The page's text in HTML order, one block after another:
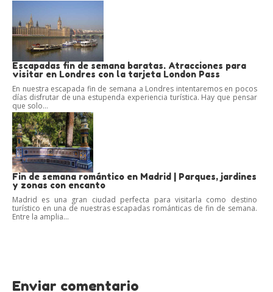
Escapadas fin de semana baratas. Atracciones para
visitar en Londres con la tarjeta London Pass
En nuestra escapada fin de semana a Londres intentaremos en pocos
días disfrutar de una estupenda experiencia turística. Hay que pensar
que solo...
Fin de semana romántico en Madrid | Parques, jardines
y zonas con encanto
Madrid es una gran ciudad perfecta para visitarla como destino
turístico en una de nuestras escapadas románticas de fin de semana.
Entre la amplia...
Enviar comentario